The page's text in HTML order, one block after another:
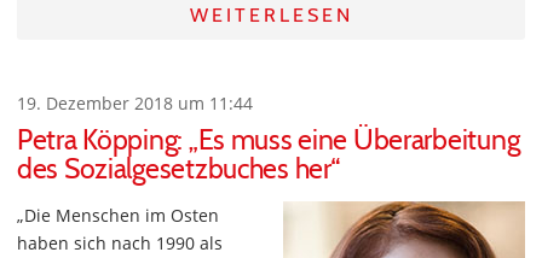
WEITERLESEN
19. Dezember 2018 um 11:44
Petra Köpping: „Es muss eine Überarbeitung
des Sozialgesetzbuches her“
„Die Menschen im Osten
haben sich nach 1990 als